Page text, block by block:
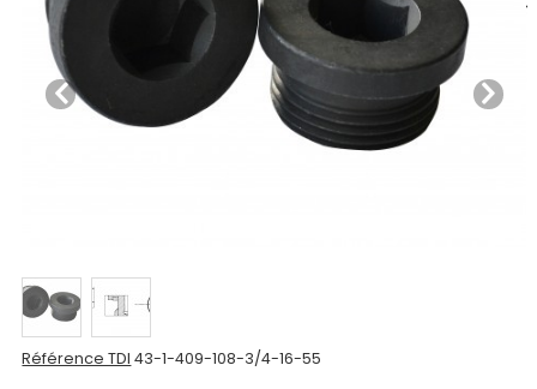
CAD/3D
Nos
Catalogue
Documentations
Référence TDI 43-1-409-108-3/4-16-55